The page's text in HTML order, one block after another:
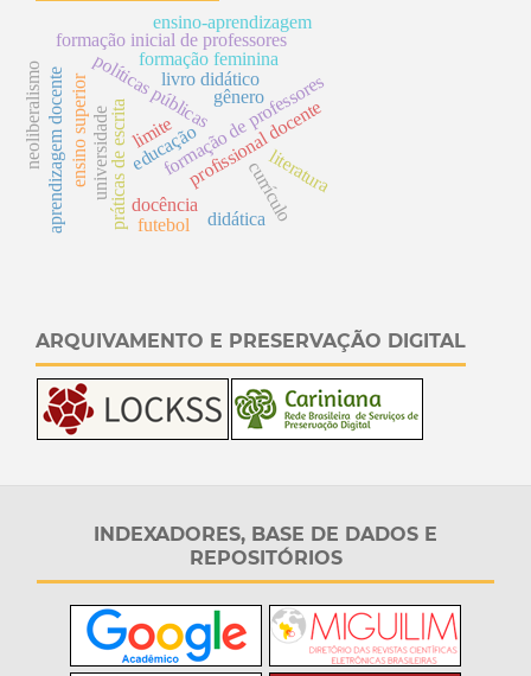
p
o
lític
a
s
p
ú
b
lic
a
s
f
o
r
m
a
ç
ã
o
de
p
r
o
f
e
s
s
o
r
e
s
p
r
o
fi
s
si
o
n
al
d
o
c
e
nt
e
aprendizagem docente
formação inicial de professores
práticas de escrita literatura
formação feminina
ensino superior educação
ensino-aprendizagem
docência
livro didático
currículo
universidade
neoliberalismo
didática
limite
gênero
futebol
ARQUIVAMENTO E PRESERVAÇÃO DIGITAL
INDEXADORES, BASE DE DADOS E
REPOSITÓRIOS